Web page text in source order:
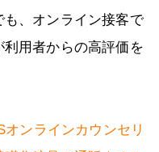
、オンライン接客で
用者からの高評価を
ンラインカウンセリ